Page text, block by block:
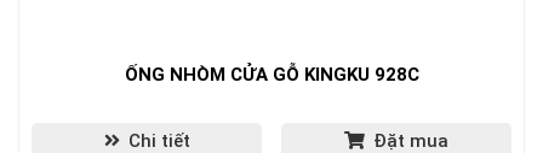
ỐNG NHÒM CỬA GỖ KINGKU 928C
Chi tiết Đặt mua